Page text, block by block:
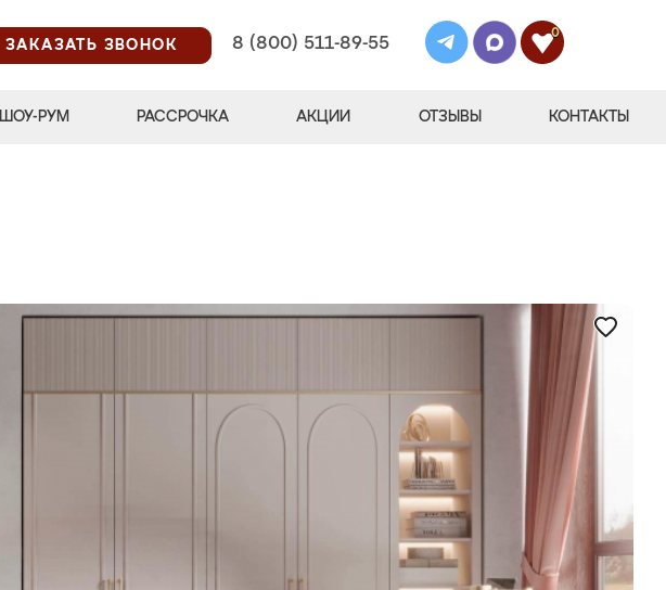
ЗАКАЗАТЬ ЗВОНОК
8 (800) 511-89-55
0
ШОУ-РУМ РАССРОЧКА АКЦИИ ОТЗЫВЫ КОНТАКТЫ